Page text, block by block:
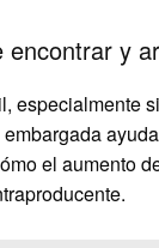
encontrar y
especialmente
el aumento